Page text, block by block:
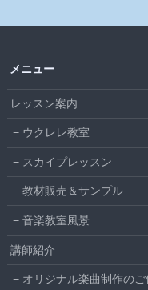
メニュー
レッスン案内
ウクレレ教室
スカイプレッスン
教材販売＆サンプル
音楽教室風景
講師紹介
オリジナル楽曲制作の